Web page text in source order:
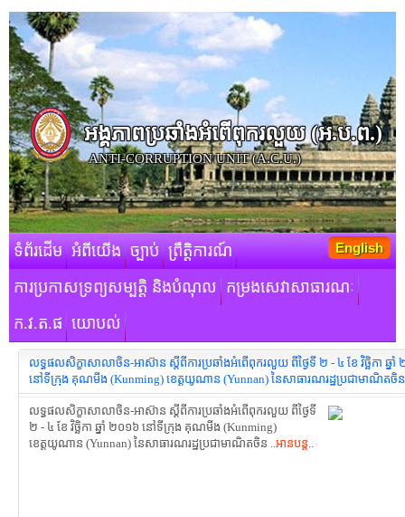
អង្គភាពប្រឆាំងអំពើពុករលួយ​ (អ.ប.ព.)
ANTI-CORRUPTION UNIT (A.C.U.)
ទំព័រដើម អំពីយើង ច្បាប់ ព្រឹត្តិការណ៍
ការប្រកាសទ្រព្យសម្បត្តិ និងបំណុល កម្រងសេវាសាធារណៈ
ក.វ.ត.ផ យោបល់
English
លទ្ធផលសិក្ខាសាលាចិន-អាស៊ាន ស្តីពីការប្រឆាំងអំពើពុករលួយ ពីថ្ងៃទី ២ - ៤ ខែ វិច្ឆិកា ឆ្នាំ
នៅទីក្រុង គុណមីង (Kunming) ខេត្តយូណាន (Yunnan) នៃសាធារណរដ្ឋប្រជាមាណិតចិន
លទ្ធផលសិក្ខាសាលាចិន-អាស៊ាន ស្តីពីការប្រឆាំងអំពើពុករលួយ ពីថ្ងៃទី
២ - ៤ ខែ វិច្ឆិកា ឆ្នាំ ២០១៦ នៅទីក្រុង គុណមីង (Kunming)
ខេត្តយូណាន (Yunnan) នៃសាធារណរដ្ឋប្រជាមាណិតចិន ..អានបន្ត..